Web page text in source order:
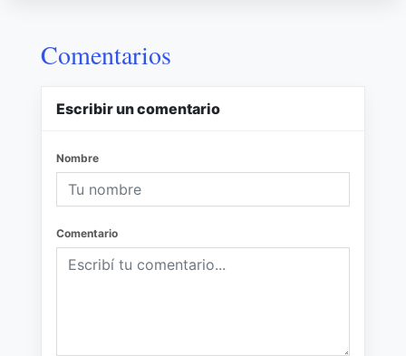
Comentarios
Escribir un comentario
Nombre
Comentario